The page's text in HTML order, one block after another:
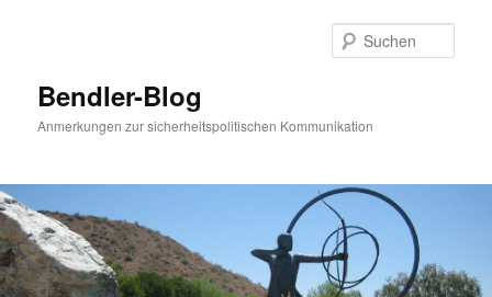
Bendler-Blog
Anmerkungen zur sicherheitspolitischen Kommunikation